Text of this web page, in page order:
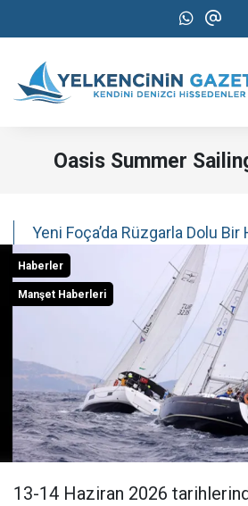
Oasis Summer
Yeni Foça’da Rüzgarla Dolu
Haberler
Manşet Haberleri
13-14 Haziran 2026